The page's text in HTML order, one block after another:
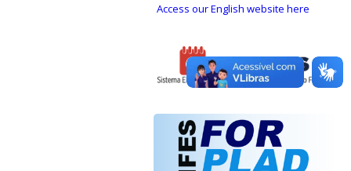
Access our English website here